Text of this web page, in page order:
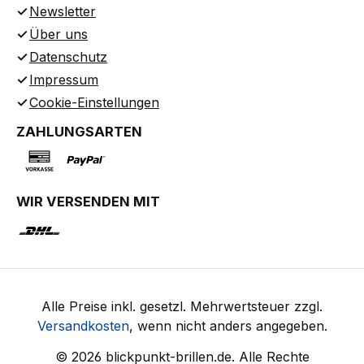
Newsletter
Über uns
Datenschutz
Impressum
Cookie-Einstellungen
ZAHLUNGSARTEN
WIR VERSENDEN MIT
Alle Preise inkl. gesetzl. Mehrwertsteuer zzgl.
Versandkosten, wenn nicht anders angegeben.
© 2026 blickpunkt-brillen.de. Alle Rechte